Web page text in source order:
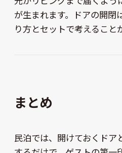
が生まれます。ドアの開閉
り方とセットで考えること
まとめ
民泊では、開けておくドア